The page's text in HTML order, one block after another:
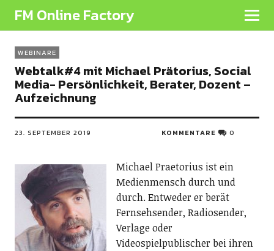
FM Online Factory
WEBINARE
Webtalk#4 mit Michael Prätorius, Social
Media- Persönlichkeit, Berater, Dozent –
Aufzeichnung
23. SEPTEMBER 2019 KOMMENTARE 0
Michael Praetorius ist ein
Medienmensch durch und
durch. Entweder er berät
Fernsehsender, Radiosender,
Verlage oder
Videospielpublischer bei ihren